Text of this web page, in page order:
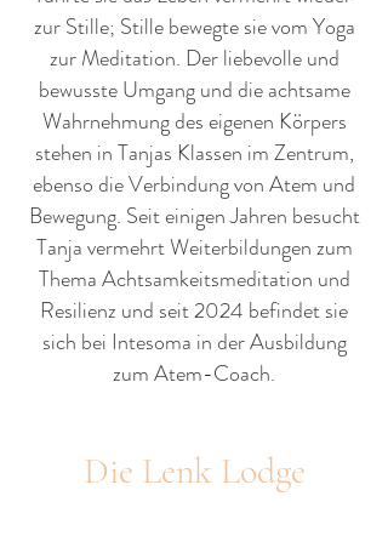
zur Stille; Stille bewegte sie vom Yoga
zur Meditation. Der liebevolle und
bewusste Umgang und die achtsame
Wahrnehmung des eigenen Körpers
stehen in Tanjas Klassen im Zentrum,
ebenso die Verbindung von Atem und
Bewegung. Seit einigen Jahren besucht
Tanja vermehrt Weiterbildungen zum
Thema Achtsamkeitsmeditation und
Resilienz und seit 2024 befindet sie
sich bei Intesoma in der Ausbildung
zum Atem-Coach.
Die Lenk Lodge